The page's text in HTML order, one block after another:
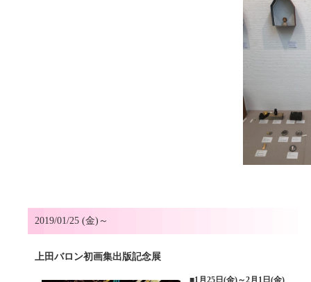
2019/01/25 (金)～
上田バロン初画集出版記念展
■1月25日(金)～2月1日(金)